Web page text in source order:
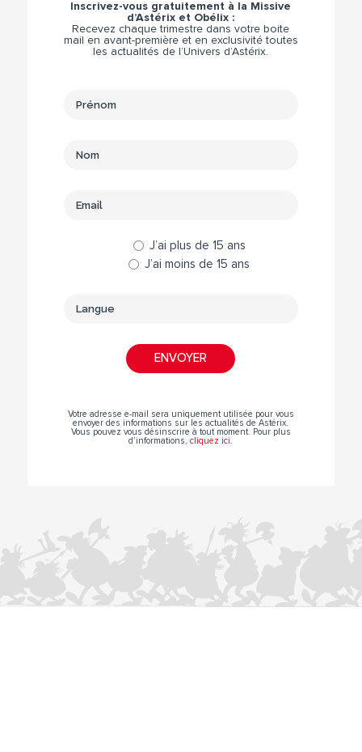
Inscrivez-vous gratuitement à la Missive
d’Astérix et Obélix :
Recevez chaque trimestre dans votre boite
mail en avant-première et en exclusivité toutes
les actualités de l’Univers d’Astérix.
J’ai plus de 15 ans
J’ai moins de 15 ans
Votre adresse e-mail sera uniquement utilisée pour vous
envoyer des informations sur les actualités de Astérix.
Vous pouvez vous désinscrire à tout moment. Pour plus
d’informations,cliquez ici.